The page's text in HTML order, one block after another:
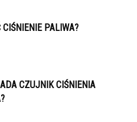
PALIWA?
CZUJNIK CIŚNIENIA